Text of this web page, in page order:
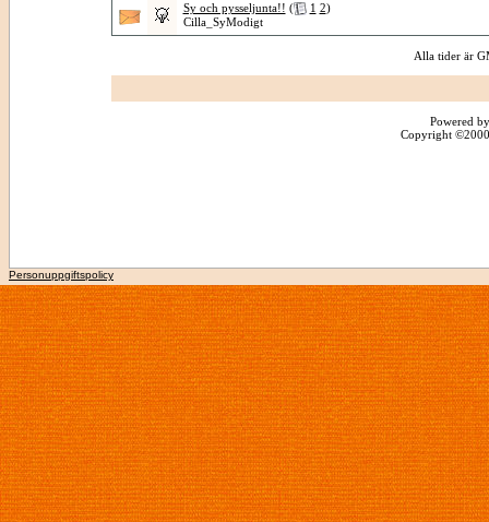
Sy och pysseljunta!! ( 1 2)
Cilla_SyModigt
Alla tider är
Powered
Copyright
Personuppgiftspolicy